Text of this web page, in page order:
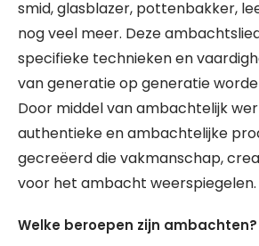
smid, glasblazer, pottenbakker,
nog veel meer. Deze
specifieke technieken en
van generatie op generatie
Door middel van ambachtelijk
authentieke en ambachtelijke
gecreëerd die vakmanschap,
voor het ambacht weerspiegelen.
Welke beroepen zijn ambachten?